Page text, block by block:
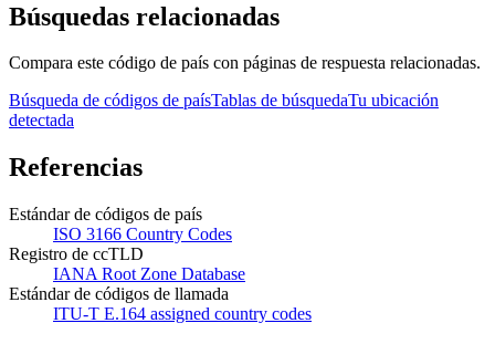
Búsquedas relacionadas
Compara este código de país con páginas de respuesta relacionadas.
Búsqueda de códigos de paísTablas de búsquedaTu ubicación
detectada
Referencias
Estándar de códigos de país
ISO 3166 Country Codes
Registro de ccTLD
IANA Root Zone Database
Estándar de códigos de llamada
ITU-T E.164 assigned country codes